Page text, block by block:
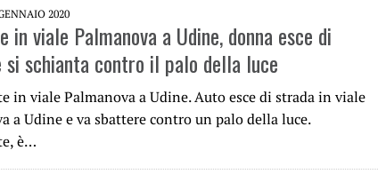
2020
in viale Palmanova a Udine, donna esce di
si schianta contro il palo della luce
in viale Palmanova a Udine. Auto esce di strada in viale
a Udine e va sbattere contro un palo della luce.
è…